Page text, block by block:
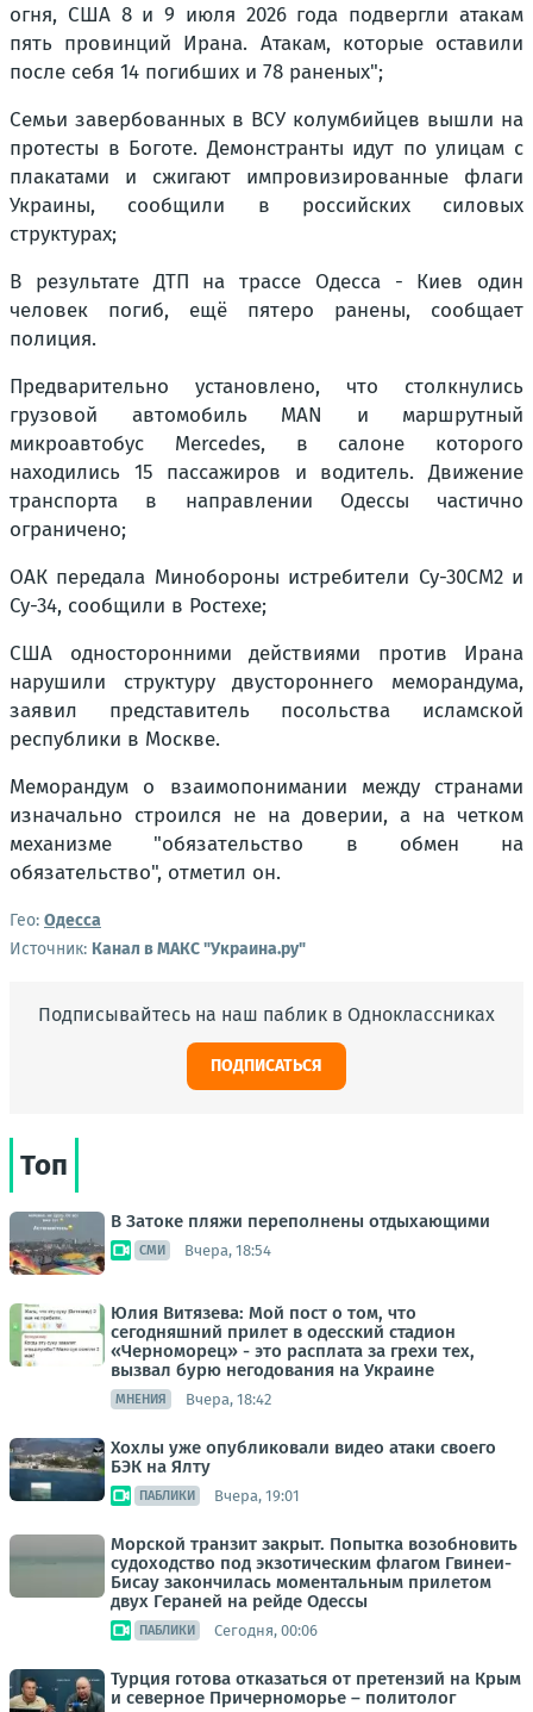
огня, США 8 и 9 июля 2026 года подвергли атакам
пять провинций Ирана. Атакам, которые оставили
после себя 14 погибших и 78 раненых";
Семьи завербованных в ВСУ колумбийцев вышли на
протесты в Боготе. Демонстранты идут по улицам с
плакатами и сжигают импровизированные флаги
Украины, сообщили в российских силовых
структурах;
В результате ДТП на трассе Одесса - Киев один
человек погиб, ещё пятеро ранены, сообщает
полиция.
Предварительно установлено, что столкнулись
грузовой автомобиль MAN и маршрутный
микроавтобус Mercedes, в салоне которого
находились 15 пассажиров и водитель. Движение
транспорта в направлении Одессы частично
ограничено;
ОАК передала Минобороны истребители Су-30СМ2 и
Су-34, сообщили в Ростехе;
США односторонними действиями против Ирана
нарушили структуру двустороннего меморандума,
заявил представитель посольства исламской
республики в Москве.
Меморандум о взаимопонимании между странами
изначально строился не на доверии, а на четком
механизме "обязательство в обмен на
обязательство", отметил он.
Гео: Одесса
Источник: Канал в МАКС "Украина.ру"
Подписывайтесь на наш паблик в Одноклассниках
ПОДПИСАТЬСЯ
Топ
В Затоке пляжи переполнены отдыхающими
СМИ Вчера, 18:54
Юлия Витязева: Мой пост о том, что
сегодняшний прилет в одесский стадион
«Черноморец» - это расплата за грехи тех,
вызвал бурю негодования на Украине
МНЕНИЯ Вчера, 18:42
Хохлы уже опубликовали видео атаки своего
БЭК на Ялту
ПАБЛИКИ Вчера, 19:01
Морской транзит закрыт. Попытка возобновить
судоходство под экзотическим флагом Гвинеи-
Бисау закончилась моментальным прилетом
двух Гераней на рейде Одессы
ПАБЛИКИ Сегодня, 00:06
Турция готова отказаться от претензий на Крым
и северное Причерноморье – политолог